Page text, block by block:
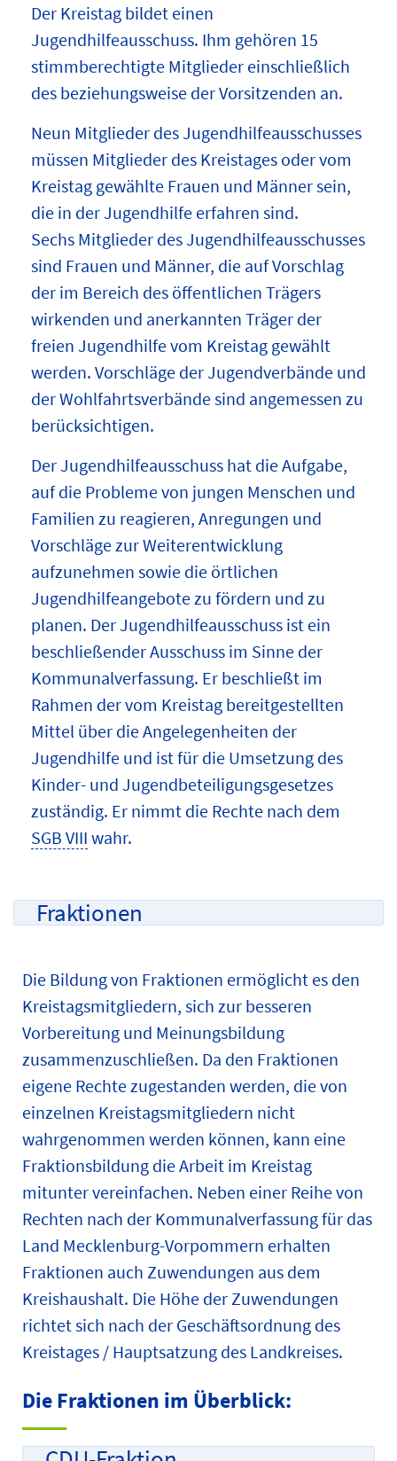
Der Kreistag bildet einen
Jugendhilfeausschuss. Ihm gehören 15
stimmberechtigte Mitglieder einschließlich
des beziehungsweise der Vorsitzenden an.
Neun Mitglieder des Jugendhilfeausschusses
müssen Mitglieder des Kreistages oder vom
Kreistag gewählte Frauen und Männer sein,
die in der Jugendhilfe erfahren sind.
Sechs Mitglieder des Jugendhilfeausschusses
sind Frauen und Männer, die auf Vorschlag
der im Bereich des öffentlichen Trägers
wirkenden und anerkannten Träger der
freien Jugendhilfe vom Kreistag gewählt
werden. Vorschläge der Jugendverbände und
der Wohlfahrtsverbände sind angemessen zu
berücksichtigen.
Der Jugendhilfeausschuss hat die Aufgabe,
auf die Probleme von jungen Menschen und
Familien zu reagieren, Anregungen und
Vorschläge zur Weiterentwicklung
aufzunehmen sowie die örtlichen
Jugendhilfeangebote zu fördern und zu
planen. Der Jugendhilfeausschuss ist ein
beschließender Ausschuss im Sinne der
Kommunalverfassung. Er beschließt im
Rahmen der vom Kreistag bereitgestellten
Mittel über die Angelegenheiten der
Jugendhilfe und ist für die Umsetzung des
Kinder- und Jugendbeteiligungsgesetzes
zuständig. Er nimmt die Rechte nach dem
SGB VIII wahr.
Fraktionen
Die Bildung von Fraktionen ermöglicht es den
Kreistagsmitgliedern, sich zur besseren
Vorbereitung und Meinungsbildung
zusammenzuschließen. Da den Fraktionen
eigene Rechte zugestanden werden, die von
einzelnen Kreistagsmitgliedern nicht
wahrgenommen werden können, kann eine
Fraktionsbildung die Arbeit im Kreistag
mitunter vereinfachen. Neben einer Reihe von
Rechten nach der Kommunalverfassung für das
Land Mecklenburg-Vorpommern erhalten
Fraktionen auch Zuwendungen aus dem
Kreishaushalt. Die Höhe der Zuwendungen
richtet sich nach der Geschäftsordnung des
Kreistages / Hauptsatzung des Landkreises.
Die Fraktionen im Überblick: